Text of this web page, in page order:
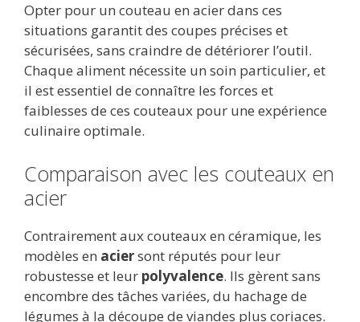
Opter pour un couteau en acier dans ces
situations garantit des coupes précises et
sécurisées, sans craindre de détériorer l’outil.
Chaque aliment nécessite un soin particulier, et
il est essentiel de connaître les forces et
faiblesses de ces couteaux pour une expérience
culinaire optimale.
Comparaison avec les couteaux en
acier
Contrairement aux couteaux en céramique, les
modèles en aciersont réputés pour leur
robustesse et leur polyvalence. Ils gèrent sans
encombre des tâches variées, du hachage de
légumes à la découpe de viandes plus coriaces.